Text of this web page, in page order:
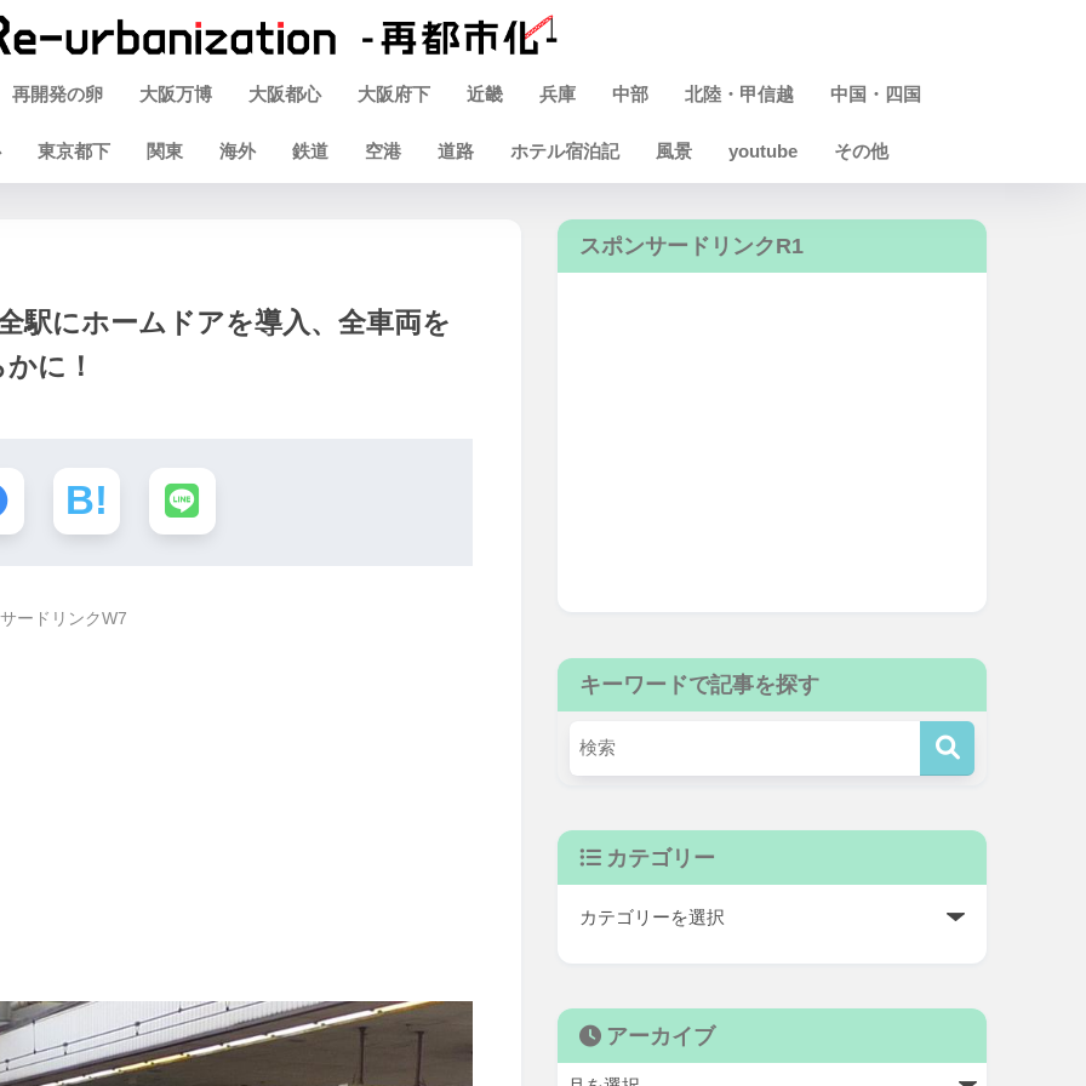
再開発の卵 大阪万博 大阪都心 大阪府下 近畿 兵庫 中部 北陸・甲信越 中国・四国
東京都下 関東 海外 鉄道 空港 道路 ホテル宿泊記 風景 youtube その他
駅にホームドアを導入、全車両を
に！
ードリンクW7
スポンサードリンクR1
キーワードで記事を探す
カテゴリー
アーカイブ